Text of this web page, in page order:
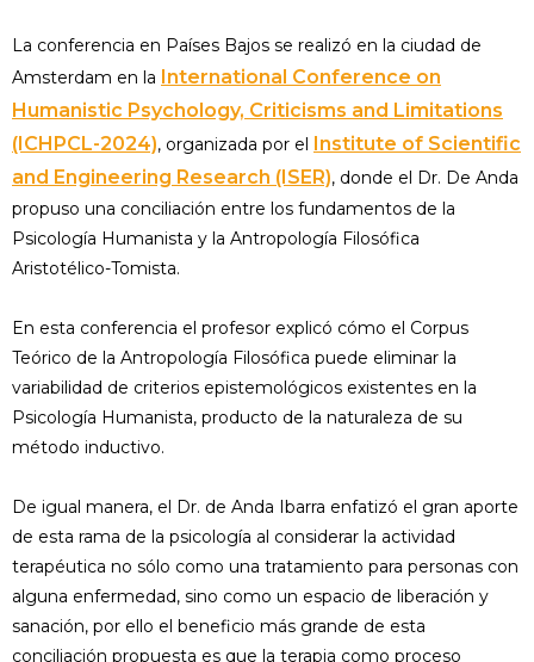
La conferencia en Países Bajos se realizó en la ciudad de
Amsterdam en la
International Conference on
Humanistic Psychology, Criticisms and Limitations
(ICHPCL-2024), organizada por el
Institute of Scientific
and Engineering Research (ISER), donde el Dr. De Anda
propuso una conciliación entre los fundamentos de la
Psicología Humanista y la Antropología Filosófica
Aristotélico-Tomista.
En esta conferencia el profesor explicó cómo el Corpus
Teórico de la Antropología Filosófica puede eliminar la
variabilidad de criterios epistemológicos existentes en la
Psicología Humanista, producto de la naturaleza de su
método inductivo.
De igual manera, el Dr. de Anda Ibarra enfatizó el gran aporte
de esta rama de la psicología al considerar la actividad
terapéutica no sólo como una tratamiento para personas con
alguna enfermedad, sino como un espacio de liberación y
sanación, por ello el beneficio más grande de esta
conciliación propuesta es que la terapia como proceso